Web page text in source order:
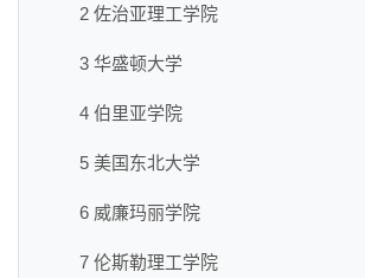
2 佐治亚理工学院
3 华盛顿大学
4 伯里亚学院
5 美国东北大学
6 威廉玛丽学院
7 伦斯勒理工学院